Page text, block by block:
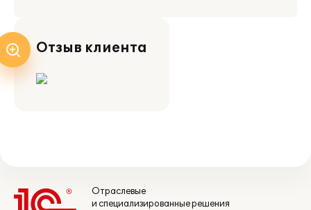
Отзыв клиента
Отраслевые
и специализированные решения